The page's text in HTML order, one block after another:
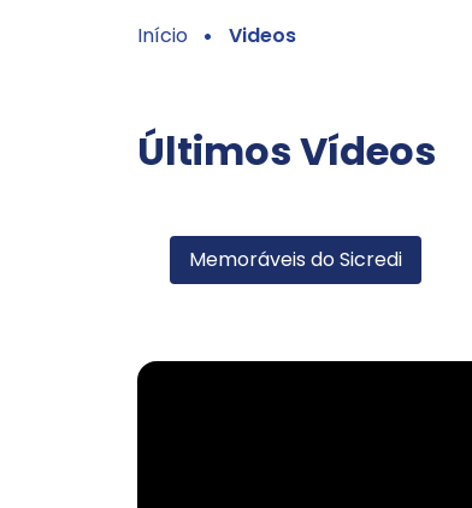
Início Videos
Últimos Vídeos
Memoráveis do Sicredi